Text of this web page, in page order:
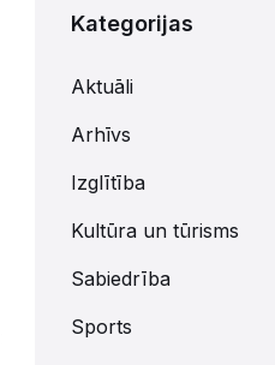
Kategorijas
Aktuāli
Arhīvs
Izglītība
Kultūra un tūrisms
Sabiedrība
Sports